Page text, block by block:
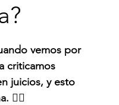
vemos por
criticamos
juicios, y esto
😮‍💨